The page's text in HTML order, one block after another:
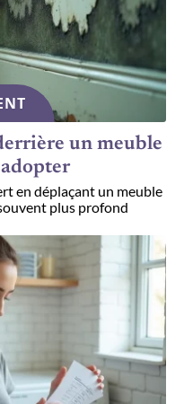
un meuble
adopter
en déplaçant un meuble
plus profond